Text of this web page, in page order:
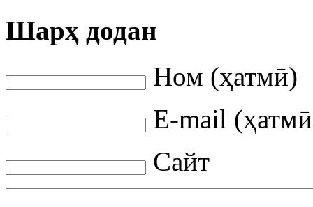
Шарҳ додан
Ном (ҳатмӣ)
E-mail
Сайт